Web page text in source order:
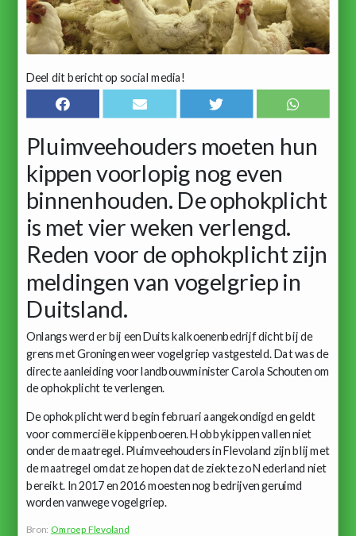
Deel dit bericht op social media!
Pluimveehouders moeten hun
kippen voorlopig nog even
binnenhouden. De ophokplicht
is met vier weken verlengd.
Reden voor de ophokplicht zijn
meldingen van vogelgriep in
Duitsland.
Onlangs werd er bij een Duits kalkoenenbedrijf dicht bij de
grens met Groningen weer vogelgriep vastgesteld. Dat was de
directe aanleiding voor landbouwminister Carola Schouten om
de ophokplicht te verlengen.
De ophokplicht werd begin februari aangekondigd en geldt
voor commerciële kippenboeren. Hobbykippen vallen niet
onder de maatregel. Pluimveehouders in Flevoland zijn blij met
de maatregel omdat ze hopen dat de ziekte zo Nederland niet
bereikt. In 2017 en 2016 moesten nog bedrijven geruimd
worden vanwege vogelgriep.
Bron: Omroep Flevoland